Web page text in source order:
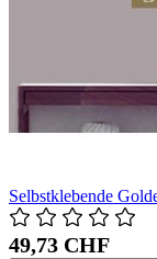
Selbstklebende
49,73 CHF